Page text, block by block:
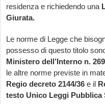
residenza e richiedendo una
Giurata.
Le norme di Legge che
possesso di questo titolo
Ministero dell’Interno n.
le altre norme previste in
Regio decreto 2144/36 e il
testo Unico Leggi Pubblica